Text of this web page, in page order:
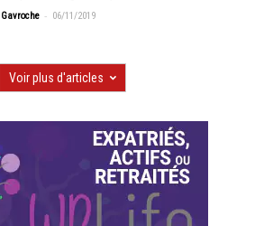
Gavroche - 06/11/2019
Voir plus d'articles